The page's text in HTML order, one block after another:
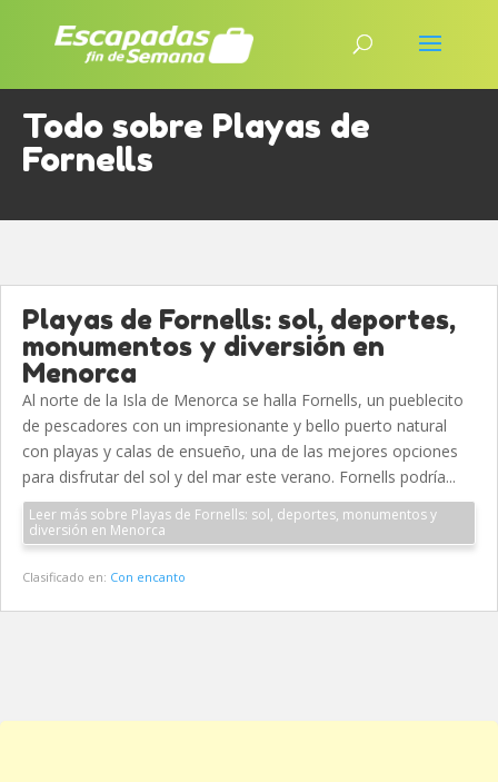
Todo sobre Playas de
Fornells
Playas de Fornells: sol, deportes,
monumentos y diversión en
Menorca
Al norte de la Isla de Menorca se halla Fornells, un pueblecito
de pescadores con un impresionante y bello puerto natural
con playas y calas de ensueño, una de las mejores opciones
para disfrutar del sol y del mar este verano. Fornells podría...
Leer más sobre Playas de Fornells: sol, deportes, monumentos y
diversión en Menorca
Clasificado en: Con encanto